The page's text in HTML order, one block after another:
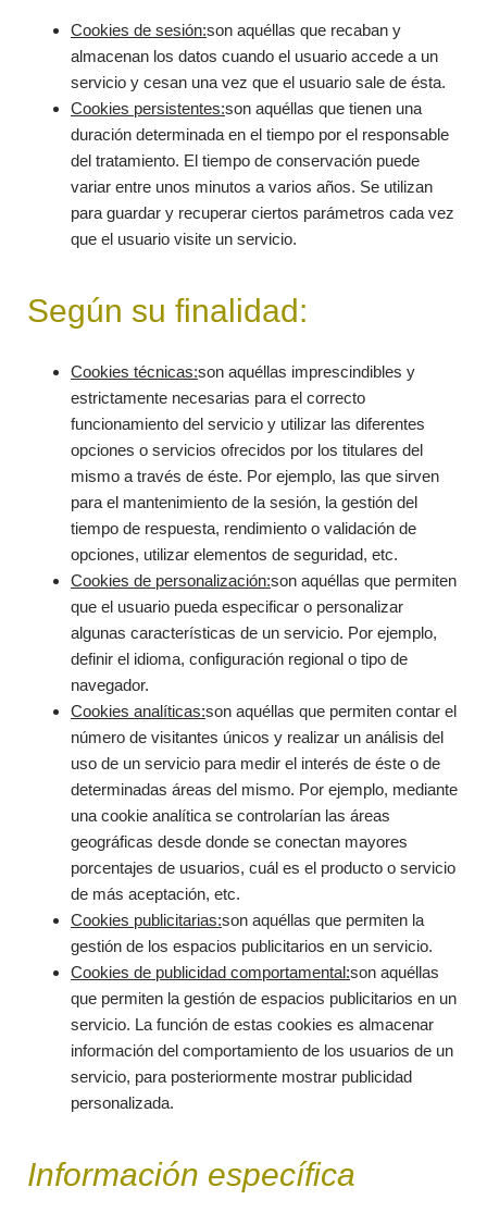
Cookies de sesión:son aquéllas que recaban y
almacenan los datos cuando el usuario accede a un
servicio y cesan una vez que el usuario sale de ésta.
Cookies persistentes:son aquéllas que tienen una
duración determinada en el tiempo por el responsable
del tratamiento. El tiempo de conservación puede
variar entre unos minutos a varios años. Se utilizan
para guardar y recuperar ciertos parámetros cada vez
que el usuario visite un servicio.
Según su finalidad:
Cookies técnicas:son aquéllas imprescindibles y
estrictamente necesarias para el correcto
funcionamiento del servicio y utilizar las diferentes
opciones o servicios ofrecidos por los titulares del
mismo a través de éste. Por ejemplo, las que sirven
para el mantenimiento de la sesión, la gestión del
tiempo de respuesta, rendimiento o validación de
opciones, utilizar elementos de seguridad, etc.
Cookies de personalización:son aquéllas que permiten
que el usuario pueda especificar o personalizar
algunas características de un servicio. Por ejemplo,
definir el idioma, configuración regional o tipo de
navegador.
Cookies analíticas:son aquéllas que permiten contar el
número de visitantes únicos y realizar un análisis del
uso de un servicio para medir el interés de éste o de
determinadas áreas del mismo. Por ejemplo, mediante
una cookie analítica se controlarían las áreas
geográficas desde donde se conectan mayores
porcentajes de usuarios, cuál es el producto o servicio
de más aceptación, etc.
Cookies publicitarias:son aquéllas que permiten la
gestión de los espacios publicitarios en un servicio.
Cookies de publicidad comportamental:son aquéllas
que permiten la gestión de espacios publicitarios en un
servicio. La función de estas cookies es almacenar
información del comportamiento de los usuarios de un
servicio, para posteriormente mostrar publicidad
personalizada.
Información específica